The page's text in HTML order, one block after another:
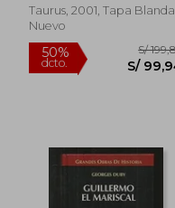
Taurus, 2001, Tapa Blanda,
Nuevo